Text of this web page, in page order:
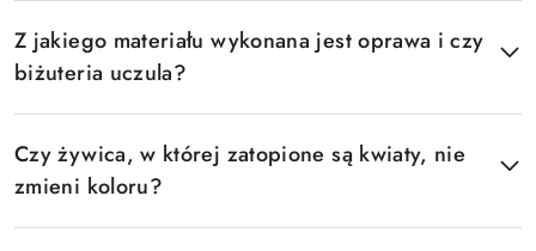
Z jakiego materiału wykonana jest oprawa i czy
biżuteria uczula?
Czy żywica, w której zatopione są kwiaty, nie
zmieni koloru?